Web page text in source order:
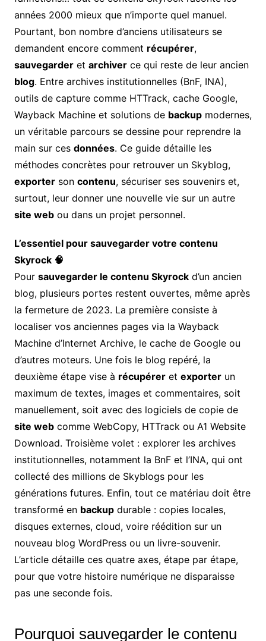
années 2000 mieux que n’importe quel manuel.
Pourtant, bon nombre d’anciens utilisateurs se
demandent encore comment récupérer,
sauvegarderet archiverce qui reste de leur ancien
blog. Entre archives institutionnelles (BnF, INA),
outils de capture comme HTTrack, cache Google,
Wayback Machine et solutions de backupmodernes,
un véritable parcours se dessine pour reprendre la
main sur ces données. Ce guide détaille les
méthodes concrètes pour retrouver un Skyblog,
exporterson contenu, sécuriser ses souvenirs et,
surtout, leur donner une nouvelle vie sur un autre
site webou dans un projet personnel.
L’essentiel pour sauvegarder votre contenu
Skyrock 🧠
Pour sauvegarder le contenu Skyrockd’un ancien
blog, plusieurs portes restent ouvertes, même après
la fermeture de 2023. La première consiste à
localiser vos anciennes pages via la Wayback
Machine d’Internet Archive, le cache de Google ou
d’autres moteurs. Une fois le blog repéré, la
deuxième étape vise à récupéreret exporterun
maximum de textes, images et commentaires, soit
manuellement, soit avec des logiciels de copie de
site webcomme WebCopy, HTTrack ou A1 Website
Download. Troisième volet : explorer les archives
institutionnelles, notamment la BnF et l’INA, qui ont
collecté des millions de Skyblogs pour les
générations futures. Enfin, tout ce matériau doit être
transformé en backupdurable : copies locales,
disques externes, cloud, voire réédition sur un
nouveau blog WordPress ou un livre-souvenir.
L’article détaille ces quatre axes, étape par étape,
pour que votre histoire numérique ne disparaisse
pas une seconde fois.
Pourquoi sauvegarder le contenu